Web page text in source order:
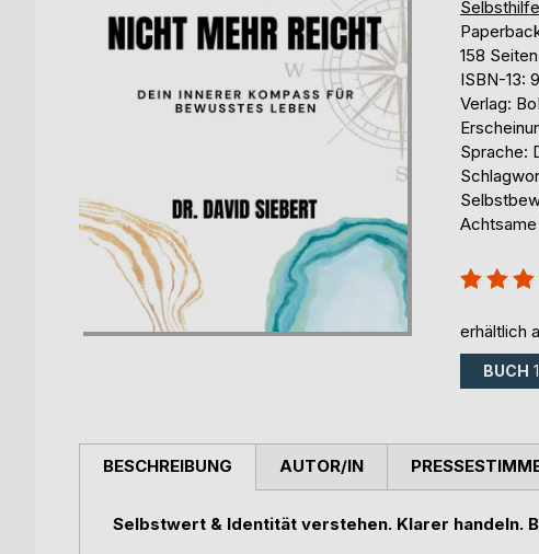
158 Seiten
ISBN-13:
Verlag:
Sprache:
erhältlich
BUCH
BESCHREIBUNG
Selbstwert & Identität verstehen. Klarer handeln.
AUTOR/IN